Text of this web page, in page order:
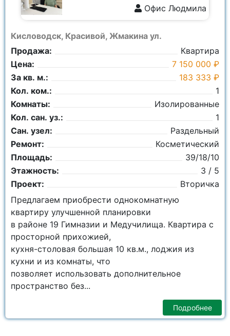
Кисловодск, Красивой, Жмакина ул.
Продажа:
Квартира
Цена:
7 150 000 ₽
За кв. м.:
183 333 ₽
Кол. ком.:
1
Комнаты:
Изолированные
Кол. сан. уз.:
1
Сан. узел:
Раздельный
Ремонт:
Косметический
Площадь:
39/18/10
Этажность:
3 / 5
Проект:
Вторичка
Офис Людмила
Предлагаем приобрести однокомнатную
квартиру улучшенной планировки
в районе 19 Гимназии и Медучилища. Квартира с
просторной прихожией,
кухня-столовая большая 10 кв.м., лоджия из
кухни и из комнаты, что
позволяет использовать дополнительное
пространство без...
Подробнее